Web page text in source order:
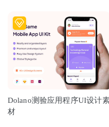
Dolano测验应用程序UI设计
材